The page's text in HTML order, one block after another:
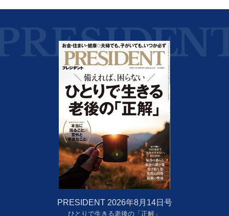
PRESIDENT 2026年8月14日号
ひとりで生きる老後の「正解」